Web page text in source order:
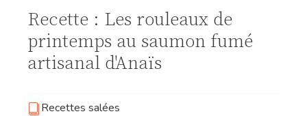
Recette : Les rouleaux de
printemps au saumon fumé
artisanal d'Anaïs
Recettes salées